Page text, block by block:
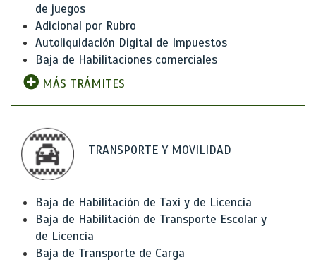
de juegos
Adicional por Rubro
Autoliquidación Digital de Impuestos
Baja de Habilitaciones comerciales
MÁS TRÁMITES
TRANSPORTE Y MOVILIDAD
Baja de Habilitación de Taxi y de Licencia
Baja de Habilitación de Transporte Escolar y
de Licencia
Baja de Transporte de Carga